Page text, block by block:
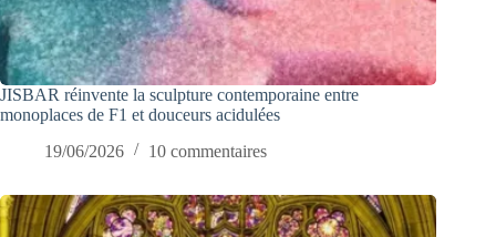
JISBAR réinvente la sculpture contemporaine entre
monoplaces de F1 et douceurs acidulées
19/06/2026
10 commentaires